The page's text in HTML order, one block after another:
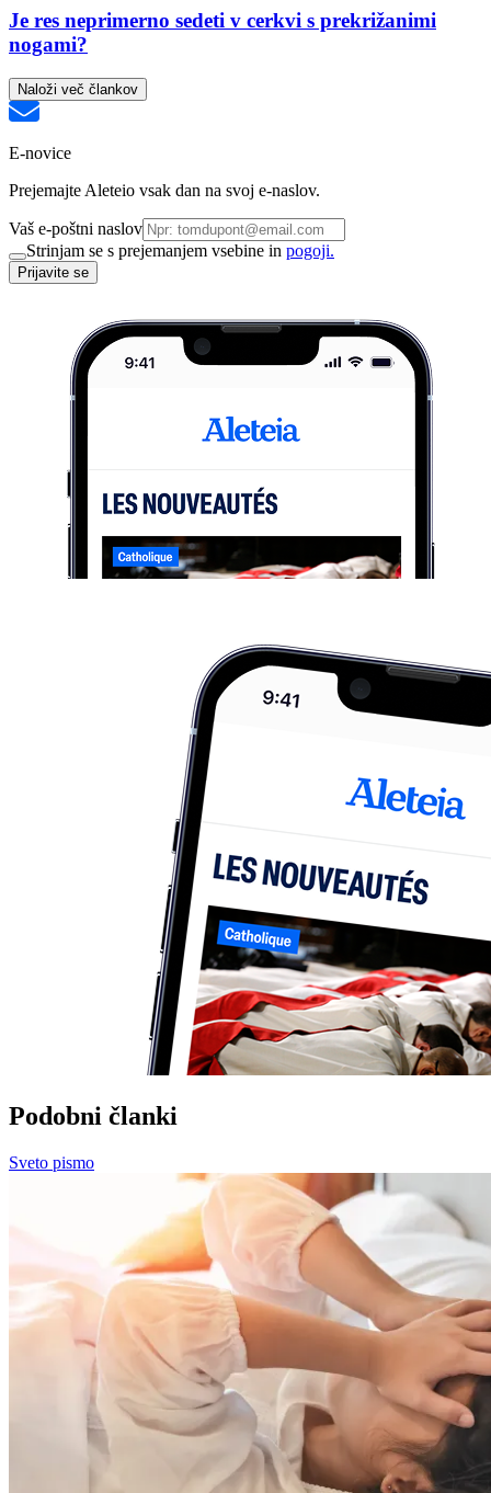
Je res neprimerno sedeti v cerkvi s prekrižanimi
nogami?
Naloži več člankov
E-novice
Prejemajte Aleteio vsak dan na svoj e-naslov.
Vaš e-poštni naslov
Strinjam se s prejemanjem vsebine in pogoji.
Prijavite se
Podobni članki
Sveto pismo